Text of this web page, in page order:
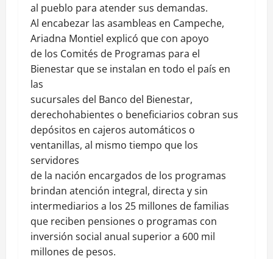
al pueblo para atender sus demandas.
Al encabezar las asambleas en Campeche,
Ariadna Montiel explicó que con apoyo
de los Comités de Programas para el
Bienestar que se instalan en todo el país en
las
sucursales del Banco del Bienestar,
derechohabientes o beneficiarios cobran sus
depósitos en cajeros automáticos o
ventanillas, al mismo tiempo que los
servidores
de la nación encargados de los programas
brindan atención integral, directa y sin
intermediarios a los 25 millones de familias
que reciben pensiones o programas con
inversión social anual superior a 600 mil
millones de pesos.